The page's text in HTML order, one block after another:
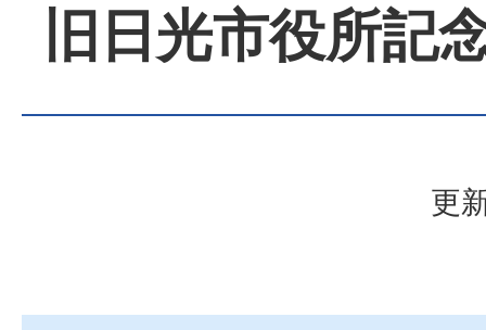
旧日光市役所記
更